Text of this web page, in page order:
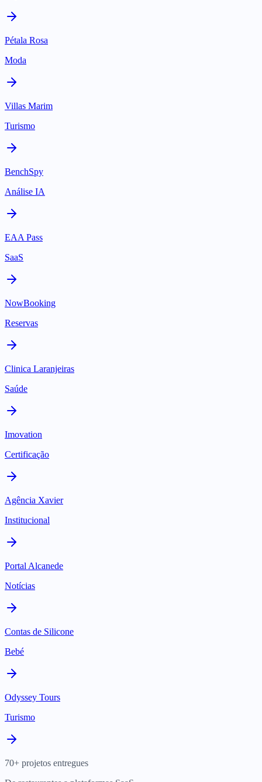
Pétala Rosa
Moda
Villas Marim
Turismo
BenchSpy
Análise IA
EAA Pass
SaaS
NowBooking
Reservas
Clinica Laranjeiras
Saúde
Imovation
Certificação
Agência Xavier
Institucional
Portal Alcanede
Notícias
Contas de Silicone
Bebé
Odyssey Tours
Turismo
70+ projetos entregues